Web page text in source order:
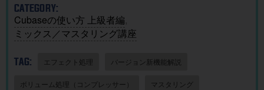
CATEGORY:
Cubaseの使い方 上級者編,
ミックス／マスタリング講座
TAG: エフェクト処理 バージョン新機能解説
ボリューム処理（コンプレッサー） マスタリング